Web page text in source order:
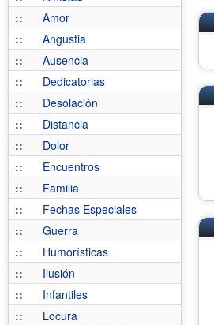
::
Amor
::
Angustia
::
Ausencia
::
Dedicatorias
::
Desolación
::
Distancia
::
Dolor
::
Encuentros
::
Familia
::
Fechas Especiales
::
Guerra
::
Humorísticas
::
Ilusión
::
Infantiles
::
Locura